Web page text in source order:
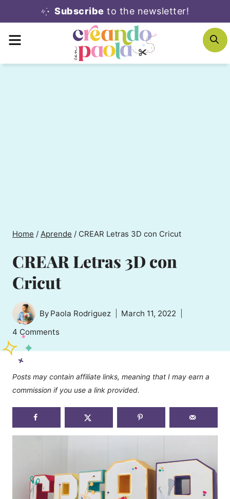
content
Subscribe to the newsletter!
MENU
Home / Aprende / CREAR Letras 3D con Cricut
CREAR Letras 3D con
Cricut
By Paola Rodriguez
March 11, 2022
4 Comments
Posts may contain affiliate links, meaning that I may earn a
commission if you use a link provided.